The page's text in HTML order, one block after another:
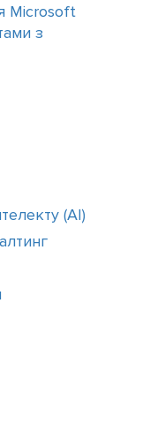
Microsoft
з
(АІ)